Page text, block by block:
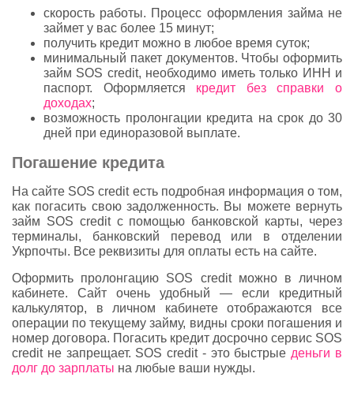
скорость работы. Процесс оформления займа не
займет у вас более 15 минут;
получить кредит можно в любое время суток;
минимальный пакет документов. Чтобы оформить
займ SOS credit, необходимо иметь только ИНН и
паспорт. Оформляется кредит без справки о
доходах;
возможность пролонгации кредита на срок до 30
дней при единоразовой выплате.
Погашение кредита
На сайте SOS credit есть подробная информация о том,
как погасить свою задолженность. Вы можете вернуть
займ SOS credit с помощью банковской карты, через
терминалы, банковский перевод или в отделении
Укрпочты. Все реквизиты для оплаты есть на сайте.
Оформить пролонгацию SOS credit можно в личном
кабинете. Сайт очень удобный — если кредитный
калькулятор, в личном кабинете отображаются все
операции по текущему займу, видны сроки погашения и
номер договора. Погасить кредит досрочно сервис SOS
credit не запрещает. SOS credit - это быстрые деньги в
долг до зарплаты на любые ваши нужды.